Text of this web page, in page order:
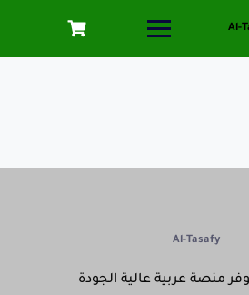
منصة عربية عالية الجودة